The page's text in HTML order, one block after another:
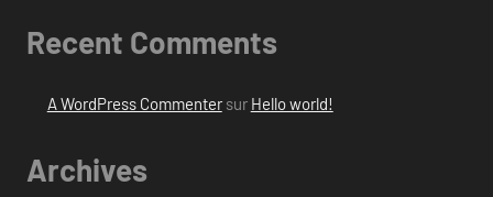
Recent Comments
A WordPress Commentersur Hello world!
Archives